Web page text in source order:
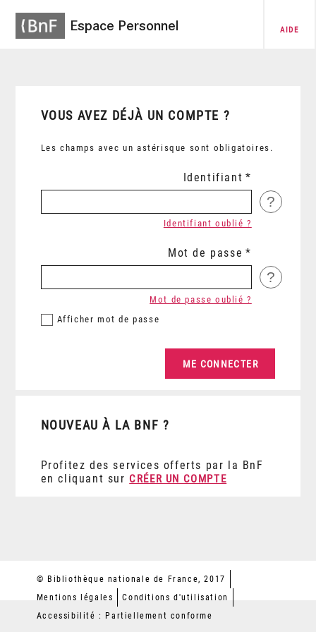
Espace Personnel AIDE
VOUS AVEZ DÉJÀ UN COMPTE ?
Les champs avec un astérisque sont obligatoires.
Identifiant
?
Identifiant oublié ?
Mot de passe
?
Afficher mot de passe
Mot de passe oublié ?
NOUVEAU À LA BNF ?
Profitez des services offerts par la BnF
en cliquant sur CRÉER UN COMPTE
© Bibliothèque nationale de France, 2017
Mentions légales
Conditions d'utilisation
Accessibilité : Partiellement conforme